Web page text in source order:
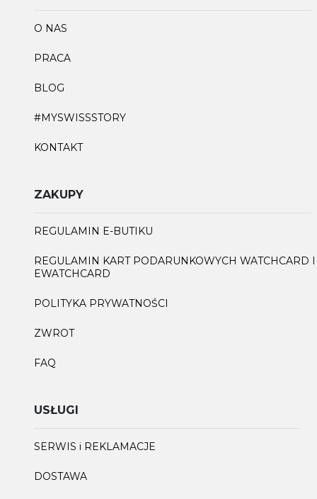
O NAS
PRACA
BLOG
#MYSWISSSTORY
KONTAKT
ZAKUPY
REGULAMIN E-BUTIKU
REGULAMIN KART PODARUNKOWYCH WATCHCARD I
EWATCHCARD
POLITYKA PRYWATNOŚCI
ZWROT
FAQ
USŁUGI
SERWIS i REKLAMACJE
DOSTAWA